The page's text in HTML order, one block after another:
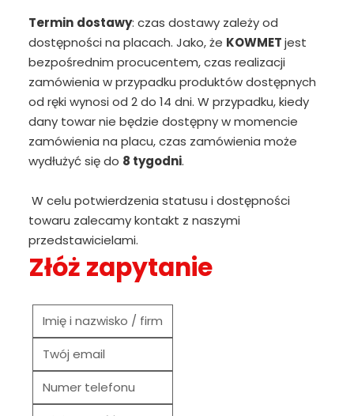
Termin dostawy: czas dostawy zależy od
dostępności na placach. Jako, że KOWMETjest
bezpośrednim procucentem, czas realizacji
zamówienia w przypadku produktów dostępnych
od ręki wynosi od 2 do 14 dni. W przypadku, kiedy
dany towar nie będzie dostępny w momencie
zamówienia na placu, czas zamówienia może
wydłużyć się do 8 tygodni.
W celu potwierdzenia statusu i dostępności
towaru zalecamy kontakt z naszymi
przedstawicielami.
Złóż zapytanie